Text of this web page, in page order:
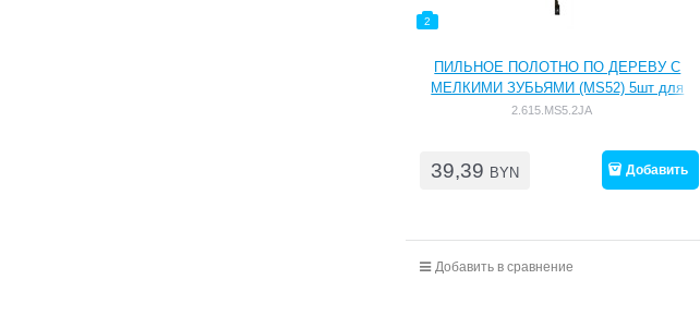
2
ПИЛЬНОЕ ПОЛОТНО ПО ДЕРЕВУ С
МЕЛКИМИ ЗУБЬЯМИ (MS52) 5шт для
MOTO-SAW
2.615.MS5.2JA
39,39 BYN Добавить
Добавить в сравнение